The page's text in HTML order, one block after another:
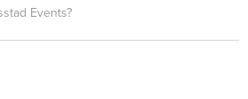
Events?